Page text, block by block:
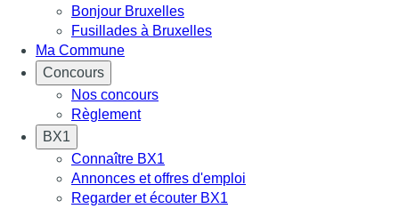
Bonjour Bruxelles
Fusillades à Bruxelles
Ma Commune
Concours
Nos concours
Règlement
BX1
Connaître BX1
Annonces et offres d'emploi
Regarder et écouter BX1